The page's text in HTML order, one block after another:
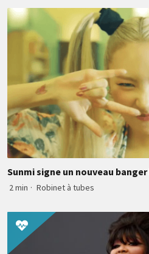
Sunmi signe un nouveau
2 min · Robinet à tubes